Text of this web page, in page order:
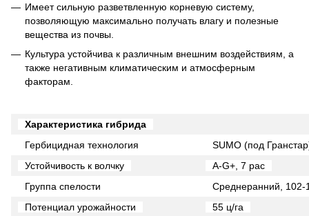
Имеет сильную разветвленную корневую систему,
позволяющую максимально получать влагу и полезные
вещества из почвы.
Культура устойчива к различным внешним воздействиям, а
также негативным климатическим и атмосферным
факторам.
Характеристика гибрида
Гербицидная технология
SUMO (под
Устойчивость к волчку
A-G+, 7 рас
Группа спелости
Среднеранний, 102-
Потенциал урожайности
55 ц/га